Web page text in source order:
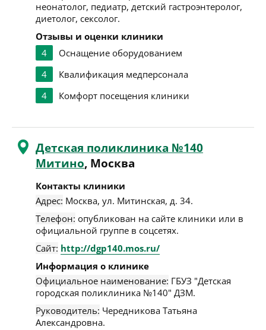
неонатолог, педиатр, детский гастроэнтеролог,
диетолог, сексолог.
Отзывы и оценки клиники
4
Оснащение оборудованием
4
Квалификация медперсонала
4
Комфорт посещения клиники
Детская поликлиника №140
Митино, Москва
Контакты клиники
Адрес: Москва, ул. Митинская, д. 34.
Телефон: опубликован на сайте клиники или в
официальной группе в соцсетях.
Сайт: http://dgp140.mos.ru/
Информация о клинике
Официальное наименование: ГБУЗ "Детская
городская поликлиника №140" ДЗМ.
Руководитель: Чередникова Татьяна
Александровна.